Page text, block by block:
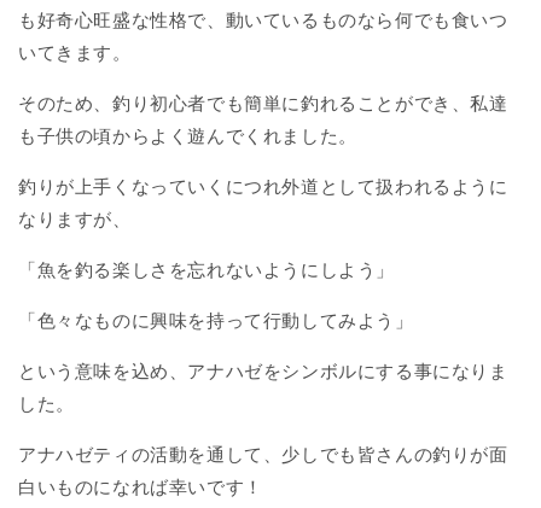
も好奇心旺盛な性格で、動いているものなら何でも食いつ
いてきます。
そのため、釣り初心者でも簡単に釣れることができ、私達
も子供の頃からよく遊んでくれました。
釣りが上手くなっていくにつれ外道として扱われるように
なりますが、
「魚を釣る楽しさを忘れないようにしよう」
「色々なものに興味を持って行動してみよう」
という意味を込め、アナハゼをシンボルにする事になりま
した。
アナハゼティの活動を通して、少しでも皆さんの釣りが面
白いものになれば幸いです！